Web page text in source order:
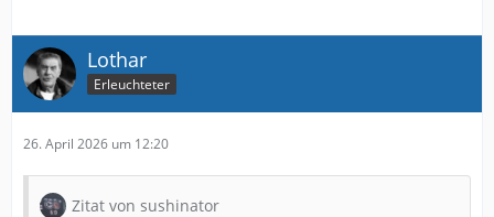
Lothar
Erleuchteter
26. April 2026 um 12:20
Zitat von sushinator